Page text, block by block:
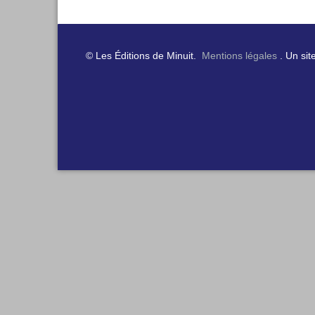
© Les Éditions de Minuit. Mentions légales . Un